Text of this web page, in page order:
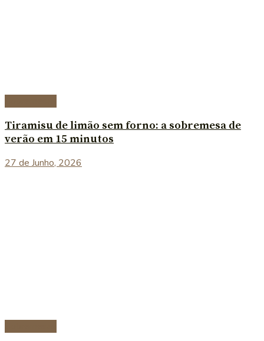
Tiramisu de limão sem forno: a sobremesa de
verão em 15 minutos
27 de Junho, 2026